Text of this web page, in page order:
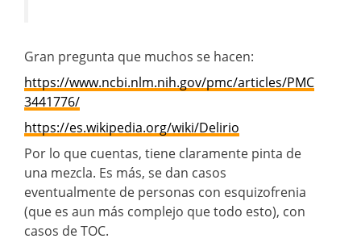
Gran pregunta que muchos se hacen:
https://www.ncbi.nlm.nih.gov/pmc/articles/PMC
3441776/
https://es.wikipedia.org/wiki/Delirio
Por lo que cuentas, tiene claramente pinta de
una mezcla. Es más, se dan casos
eventualmente de personas con esquizofrenia
(que es aun más complejo que todo esto), con
casos de TOC.